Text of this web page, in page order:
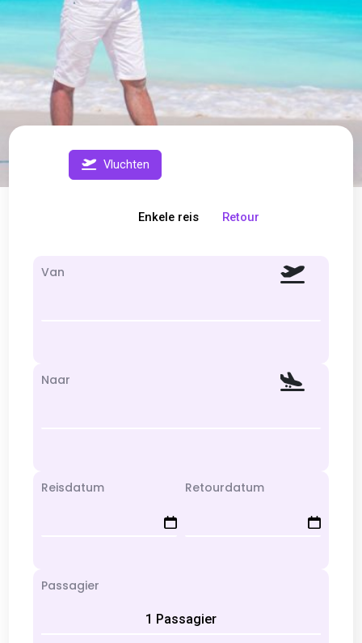
Vluchten
Enkele reis Retour
Van
Naar
Reisdatum Retourdatum
Passagier
1 Passagier